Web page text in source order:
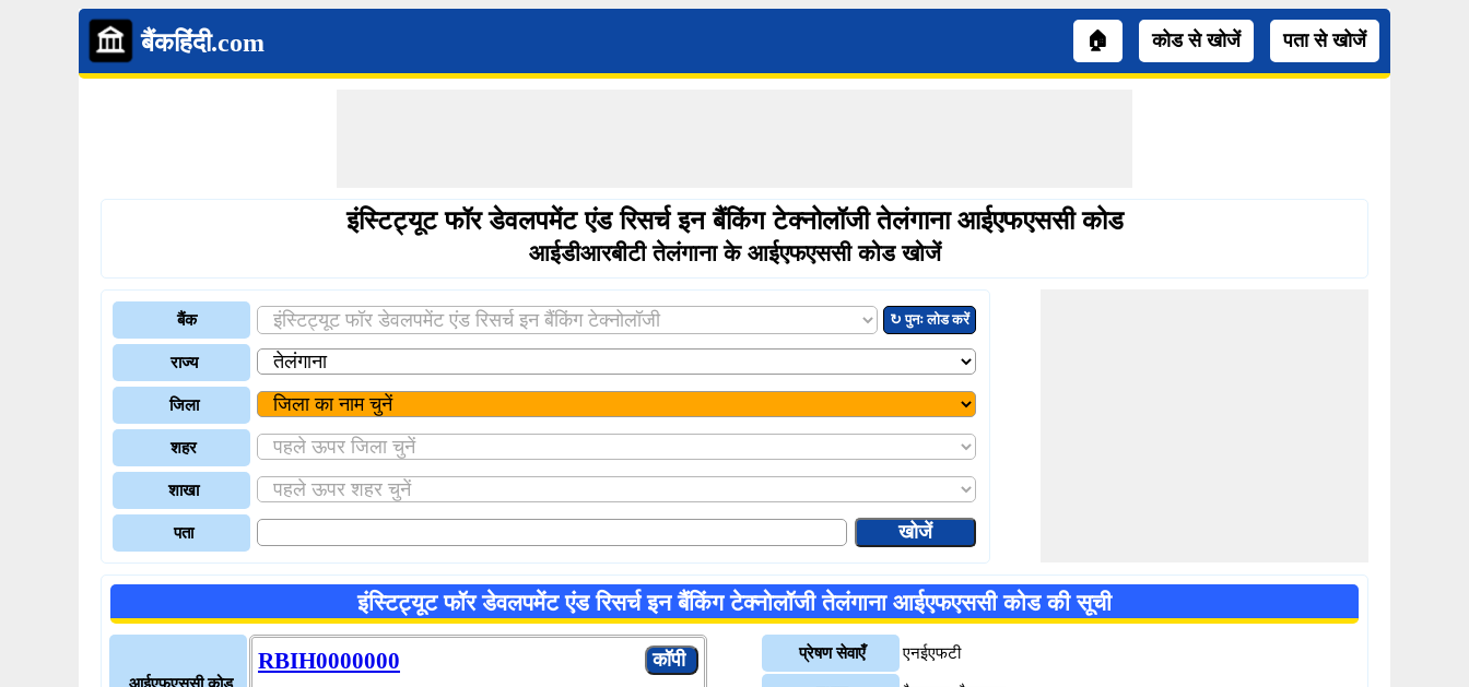
बैंकहिंदी.com 🏠 कोड से खोजें पता से खोजें
इंस्टिट्यूट फॉर डेवलपमेंट एंड रिसर्च इन बैंकिंग टेक्नोलॉजी तेलंगाना आईएफएससी कोड
आईडीआरबीटी तेलंगाना के आईएफएससी कोड खोजें
बैंक ↻ पुनः लोड करें
राज्य
जिला
शहर
शाखा
पता
इंस्टिट्यूट फॉर डेवलपमेंट एंड रिसर्च इन बैंकिंग टेक्नोलॉजी तेलंगाना आईएफएससी कोड की सूची
RBIH0000000 प्रेषण सेवाएँ एनईएफटी